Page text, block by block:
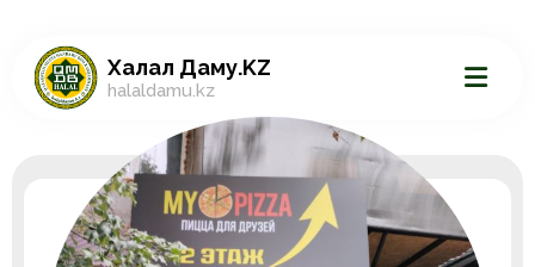
Халал Даму.KZ
halaldamu.kz